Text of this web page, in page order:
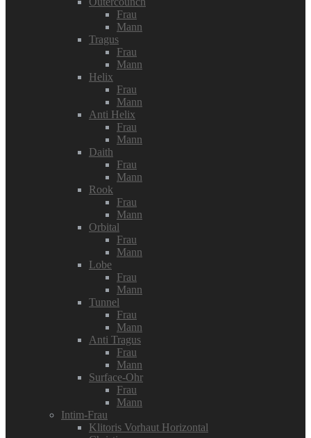
Frau
Mann
Tragus
Frau
Mann
Helix
Frau
Mann
Anti Helix
Frau
Mann
Daith
Frau
Mann
Rook
Frau
Mann
Orbital
Frau
Mann
Lobe
Frau
Mann
Tunnel
Frau
Mann
Anti Tragus
Frau
Mann
Surface-Ohr
Frau
Mann
Intim-Frau
Klitoris Vorhaut Horizontal